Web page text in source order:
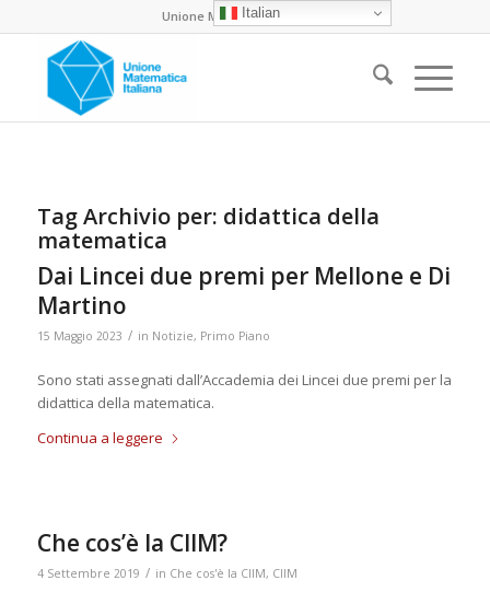
Unione Matematica Italiana
Tag Archivio per: didattica della
matematica
Dai Lincei due premi per Mellone e Di
Martino
15 Maggio 2023 / in Notizie, Primo Piano
Sono stati assegnati dall’Accademia dei Lincei due premi per la
didattica della matematica.
Continua a leggere
Che cos’è la CIIM?
4 Settembre 2019 / in Che cos'è la CIIM, CIIM
Italian